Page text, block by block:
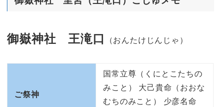
御嶽神社 王滝口 （おんたけじんじゃ）
ご祭神
国常立尊（くにとこたちの
みこと） 大己貴命（おおな
むちのみこと） 少彦名命